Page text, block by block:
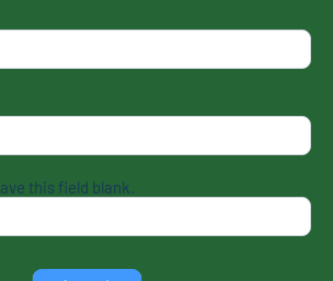
this field blank.